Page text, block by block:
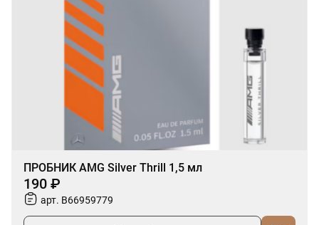
ПРОБНИК AMG Silver Thrill 1,5 мл
190 ₽
арт. B66959779